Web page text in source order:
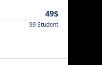
49$
99 Student